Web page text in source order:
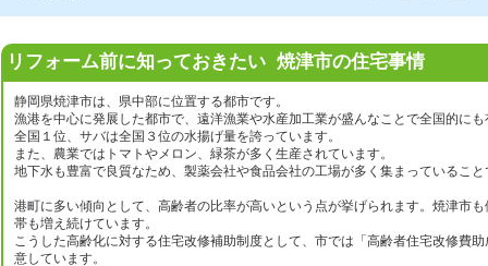
リフォーム前に知っておきたい 焼津市の住宅事情
静岡県焼津市は、県中部に位置する都市です。
漁港を中心に発展した都市で、遠洋漁業や水産加工業が盛んなことで全国的に
全国１位、サバは全国３位の水揚げ量を誇っています。
また、農業ではトマトやメロン、緑茶が多く生産されています。
地下水も豊富で良質なため、製薬会社や食品会社の工場が多く集まっているこ
港町に多い傾向として、高齢者の比率が高いという点が挙げられます。焼津市
帯も増え続けています。
こうした高齢化に対する住宅改修補助制度として、市では「高齢者住宅改修費
意しています。